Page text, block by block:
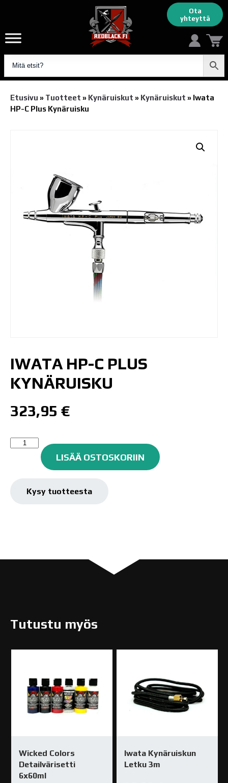
Ota
yhteyttä
Etusivu » Tuotteet » Kynäruiskut » Kynäruiskut » Iwata
HP-C Plus Kynäruisku
IWATA HP-C PLUS
KYNÄRUISKU
323,95 €
Iwata
Kynäruisku
LISÄÄ OSTOSKORIIN
Kysy tuotteesta
Tutustu myös
Wicked Colors
Detailvärisetti
6x60ml
Iwata Kynäruiskun
Letku 3m